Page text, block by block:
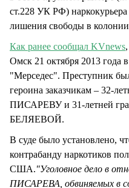
ст.228 УК РФ)
лишения свободы в
Как ранее сообщал KVnews
Омск 21 октября 2013 года
"Мерседес". Преступник
героина заказчикам – 32-
ПИСАРЕВУ и 31-летней
БЕЛЯЕВОЙ.
В суде было установлено,
контрабанду наркотиков
США."Уголовное дело в
ПИСАРЕВА, обвиняемых в